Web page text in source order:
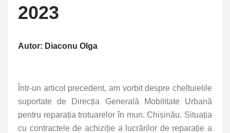
2023
Autor: Diaconu Olga
Într-un articol precedent, am vorbit despre cheltuielile
suportate de Direcția Generală Mobilitate Urbană
pentru reparația trotuarelor în mun. Chișinău. Situația
cu contractele de achiziție a lucrărilor de reparație a